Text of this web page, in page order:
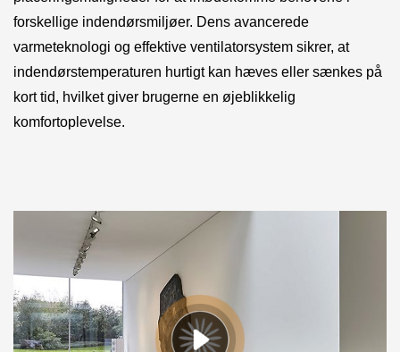
forskellige indendørsmiljøer. Dens avancerede
varmeteknologi og effektive ventilatorsystem sikrer, at
indendørstemperaturen hurtigt kan hæves eller sænkes på
kort tid, hvilket giver brugerne en øjeblikkelig
komfortoplevelse.